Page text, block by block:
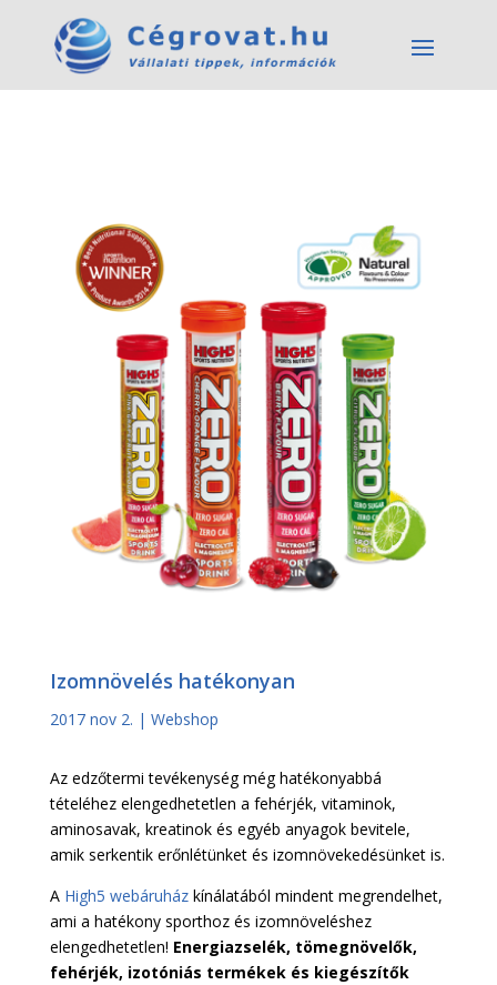
Izomnövelés hatékonyan
2017 nov 2. | Webshop
Az edzőtermi tevékenység még hatékonyabbá
tételéhez elengedhetetlen a fehérjék, vitaminok,
aminosavak, kreatinok és egyéb anyagok bevitele,
amik serkentik erőnlétünket és izomnövekedésünket is.
A High5 webáruházkínálatából mindent megrendelhet,
ami a hatékony sporthoz és izomnöveléshez
elengedhetetlen! Energiazselék, tömegnövelők,
fehérjék, izotóniás termékek és kiegészítők